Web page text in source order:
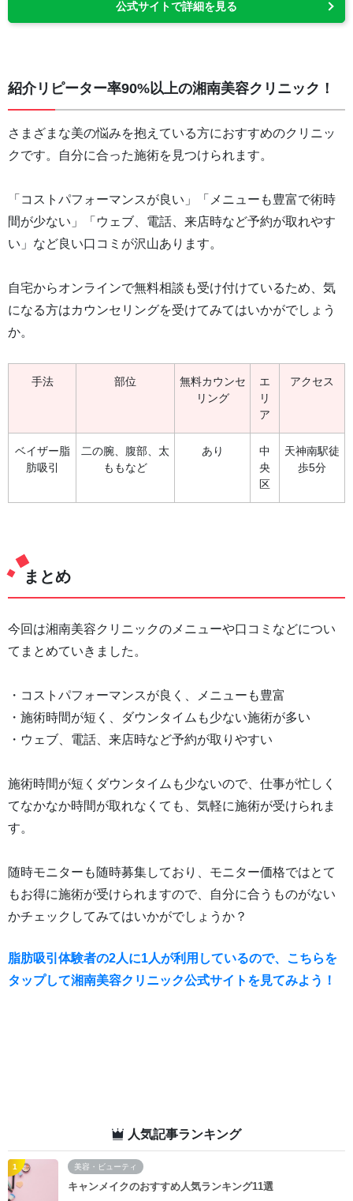
公式サイトで詳細を見る
紹介リピーター率90%以上の湘南美容クリニック！
さまざまな美の悩みを抱えている方におすすめのクリニッ
クです。自分に合った施術を見つけられます。
「コストパフォーマンスが良い」「メニューも豊富で術時
間が少ない」「ウェブ、電話、来店時など予約が取れやす
い」など良い口コミが沢山あります。
自宅からオンラインで無料相談も受け付けているため、気
になる方はカウンセリングを受けてみてはいかがでしょう
か。
手法 部位
無料カウンセ
リング
エ
リ
ア
アクセス
ベイザー脂
肪吸引
二の腕、腹部、太
ももなど
あり
中
央
区
天神南駅徒
歩5分
まとめ
今回は湘南美容クリニックのメニューや口コミなどについ
てまとめていきました。
・コストパフォーマンスが良く、メニューも豊富
・施術時間が短く、ダウンタイムも少ない施術が多い
・ウェブ、電話、来店時など予約が取りやすい
施術時間が短くダウンタイムも少ないので、仕事が忙しく
てなかなか時間が取れなくても、気軽に施術が受けられま
す。
随時モニターも随時募集しており、モニター価格ではとて
もお得に施術が受けられますので、自分に合うものがない
かチェックしてみてはいかがでしょうか？
脂肪吸引体験者の2人に1人が利用しているので、こちらを
タップして湘南美容クリニック公式サイトを見てみよう！
人気記事ランキング
美容・ビューティ
キャンメイクのおすすめ人気ランキング11選